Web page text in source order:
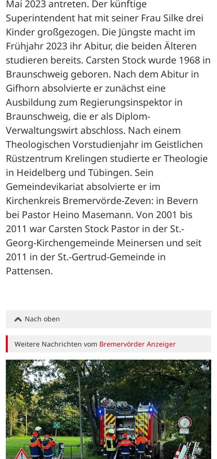
Mai 2023 antreten. Der künftige
Superintendent hat mit seiner Frau Silke drei
Kinder großgezogen. Die Jüngste macht im
Frühjahr 2023 ihr Abitur, die beiden Älteren
studieren bereits. Carsten Stock wurde 1968 in
Braunschweig geboren. Nach dem Abitur in
Gifhorn absolvierte er zunächst eine
Ausbildung zum Regierungsinspektor in
Braunschweig, die er als Diplom-
Verwaltungswirt abschloss. Nach einem
Theologischen Vorstudienjahr im Geistlichen
Rüstzentrum Krelingen studierte er Theologie
in Heidelberg und Tübingen. Sein
Gemeindevikariat absolvierte er im
Kirchenkreis Bremervörde-Zeven: in Bevern
bei Pastor Heino Masemann. Von 2001 bis
2011 war Carsten Stock Pastor in der St.-
Georg-Kirchengemeinde Meinersen und seit
2011 in der St.-Gertrud-Gemeinde in
Pattensen.
Nach oben
Weitere Nachrichten vom Bremervörder Anzeiger